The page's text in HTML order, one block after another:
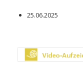
25.06.2025